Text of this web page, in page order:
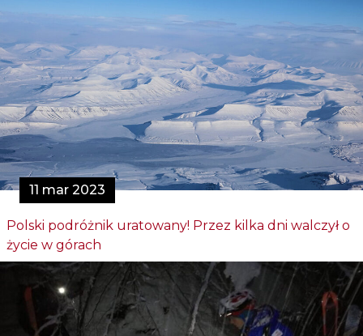
11 mar 2023
Polski podróżnik uratowany! Przez kilka dni walczył o
życie w górach